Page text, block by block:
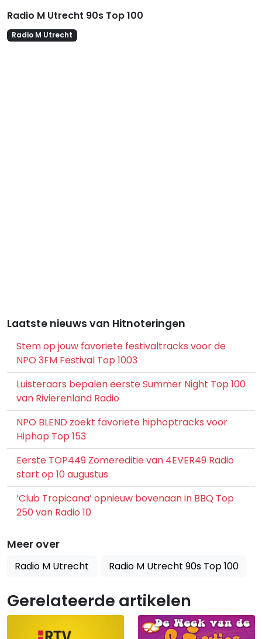
Radio M Utrecht 90s Top 100
Radio M Utrecht
Laatste nieuws van Hitnoteringen
Stem op jouw favoriete festivaltracks voor de
NPO 3FM Festival Top 1003
Luisteraars bepalen eerste Summer Night Top 100
van Rivierenland Radio
NPO BLEND zoekt favoriete hiphoptracks voor
Hiphop Top 153
Eerste TOP449 Zomereditie van 4EVER49 Radio
start op 10 augustus
‘Club Tropicana’ opnieuw bovenaan in BBQ Top
250 van Radio 10
Meer over
Radio M Utrecht Radio M Utrecht 90s Top 100
Gerelateerde artikelen